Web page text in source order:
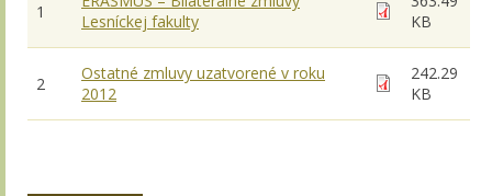
1
Lesníckej fakulty
KB
2
Ostatné zmluvy uzatvorené v roku
2012
242.29
KB